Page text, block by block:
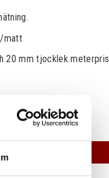
matt
20 mm tjocklek meterpris